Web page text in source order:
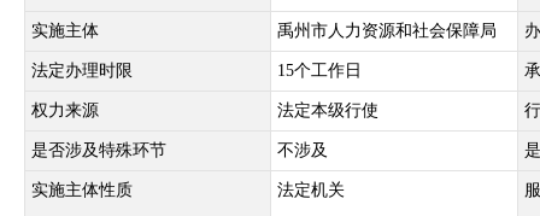
实施主体 禹州市人力资源和社会保障局
法定办理时限 15个工作日
权力来源 法定本级行使
是否涉及特殊环节 不涉及
实施主体性质 法定机关